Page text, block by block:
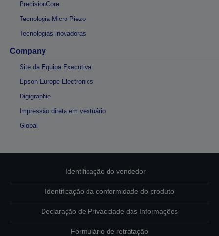
PrecisionCore
Tecnologia Micro Piezo
Tecnologias inovadoras
Company
Site da Equipa Executiva
Epson Europe Electronics
Digigraphie
Impressão direta em vestuário
Global
Identificação do vendedor
Identificação da conformidade do produto
Declaração de Privacidade das Informações
Formulário de retratação